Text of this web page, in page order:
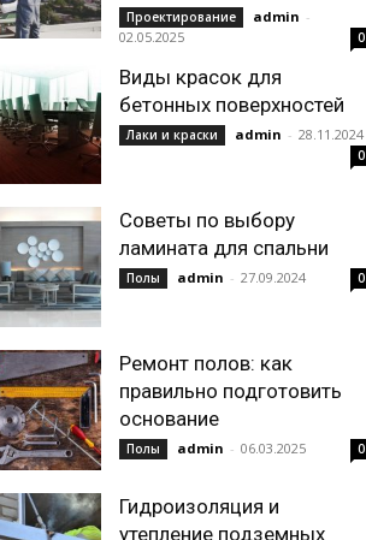
Проектирование admin -
02.05.2025
0
Виды красок для
бетонных поверхностей
Лаки и краски admin - 28.11.2024
0
Советы по выбору
ламината для спальни
Полы admin - 27.09.2024 0
Ремонт полов: как
правильно подготовить
основание
Полы admin - 06.03.2025 0
Гидроизоляция и
утепление подземных